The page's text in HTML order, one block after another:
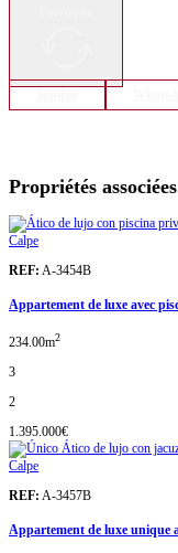
Propriétés associées
Calpe
REF: A-3454B
Appartement de luxe avec
234.00m2
3
2
1.395.000€
Calpe
REF: A-3457B
Appartement de luxe unique